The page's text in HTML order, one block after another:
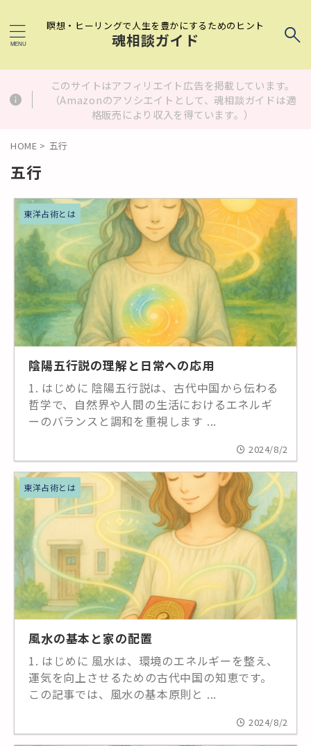
瞑想・ヒーリングで人生を豊かにするためのヒント
魂相談ガイド
このサイトはアフィリエイト広告を掲載しています。
（Amazonのアソシエイトとして、魂相談ガイドは適
格販売により収入を得ています。）
HOME > 五行
五行
東洋占術とは
陰陽五行説の理解と日常への応用
1. はじめに 陰陽五行説は、古代中国から伝わる
哲学で、自然界や人間の生活におけるエネルギ
ーのバランスと調和を重視します ...
2024/8/2
東洋占術とは
風水の基本と家の配置
1. はじめに 風水は、環境のエネルギーを整え、
運気を向上させるための古代中国の知恵です。
この記事では、風水の基本原則と ...
2024/8/2